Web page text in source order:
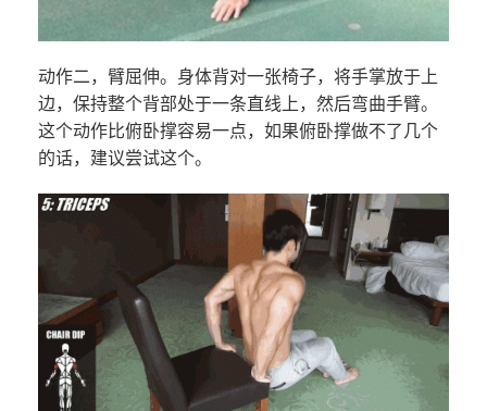
动作二，臂屈伸。身体背对一张椅子，将手掌放于上
边，保持整个背部处于一条直线上，然后弯曲手臂。
这个动作比俯卧撑容易一点，如果俯卧撑做不了几个
的话，建议尝试这个。